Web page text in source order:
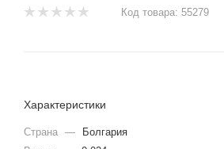
Код товара: 55279
Характеристики
Страна —
Болгария